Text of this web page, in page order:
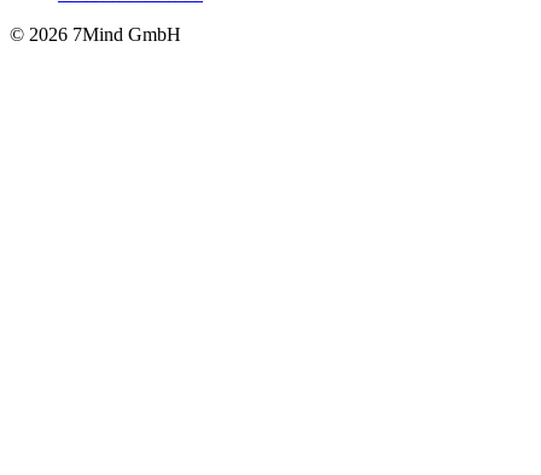
© 2026 7Mind GmbH